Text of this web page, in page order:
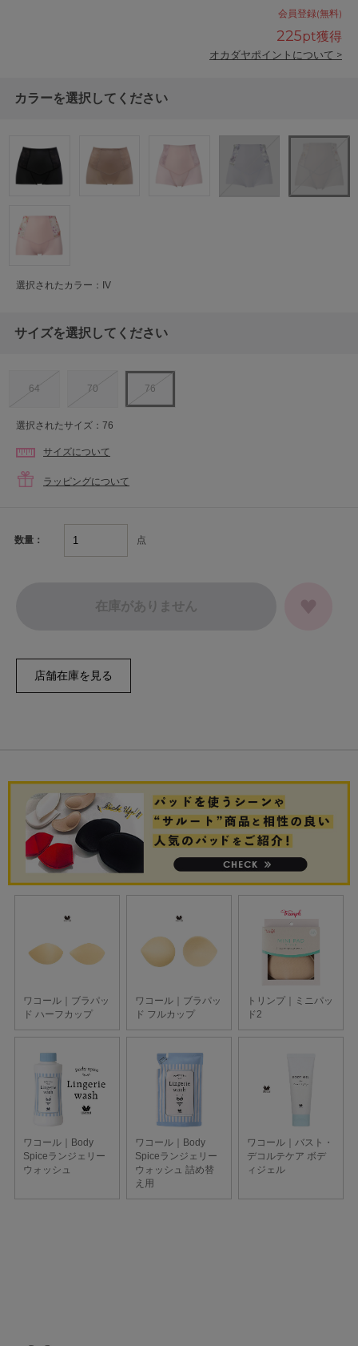
会員登録(無料)
225pt獲得
オカダヤポイントについて >
カラーを選択してください
選択されたカラー：IV
サイズを選択してください
64 70 76
選択されたサイズ：76
サイズについて
ラッピングについて
数量： 点
在庫がありません